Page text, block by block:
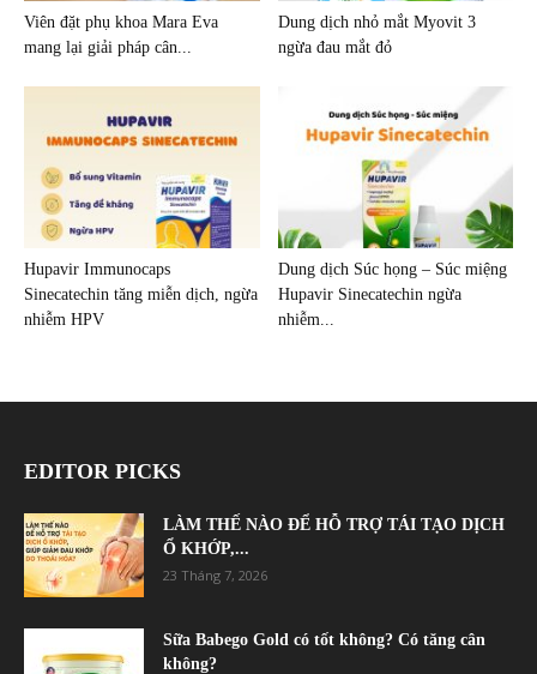
Viên đặt phụ khoa Mara Eva
mang lại giải pháp cân...
Dung dịch nhỏ mắt Myovit 3
ngừa đau mắt đỏ
Hupavir Immunocaps
Sinecatechin tăng miễn dịch, ngừa
nhiễm HPV
Dung dịch Súc họng – Súc miệng
Hupavir Sinecatechin ngừa
nhiễm...
EDITOR PICKS
LÀM THẾ NÀO ĐỂ HỖ TRỢ TÁI TẠO DỊCH
Ổ KHỚP,...
23 Tháng 7, 2026
Sữa Babego Gold có tốt không? Có tăng cân
không?